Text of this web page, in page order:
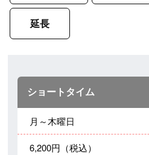
延長
ショートタイム
月～木曜日
6,200円（税込）